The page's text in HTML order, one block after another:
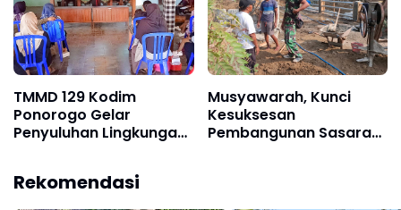
TMMD 129 Kodim
Ponorogo Gelar
Penyuluhan Lingkungan
Musyawarah, Kunci
Kesuksesan
Pembangunan Sasaran
Rekomendasi